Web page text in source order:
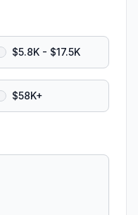
$5.8K - $17.5K
$58K+